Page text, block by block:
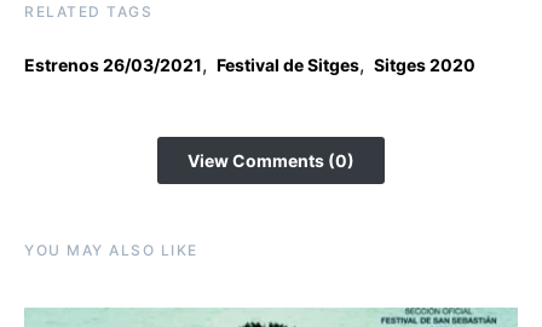
RELATED TAGS
Estrenos 26/03/2021, Festival de Sitges, Sitges 2020
View Comments (0)
YOU MAY ALSO LIKE